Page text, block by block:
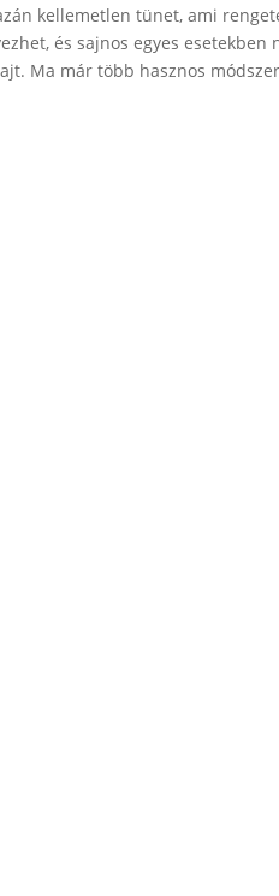
kellemetlen tünet, ami
és sajnos egyes esetekben
Ma már több hasznos